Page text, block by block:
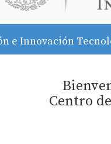
e Innovación
Centro